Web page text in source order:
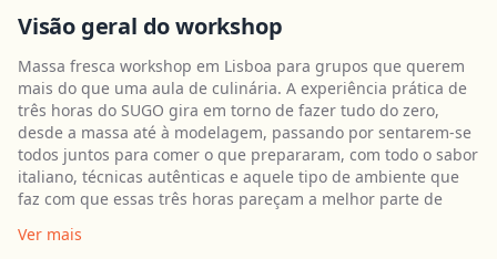
Visão geral do workshop
Massa fresca workshop em Lisboa para grupos que querem
mais do que uma aula de culinária. A experiência prática de
três horas do SUGO gira em torno de fazer tudo do zero,
desde a massa até à modelagem, passando por sentarem-se
todos juntos para comer o que prepararam, com todo o sabor
italiano, técnicas autênticas e aquele tipo de ambiente que
faz com que essas três horas pareçam a melhor parte de
Ver mais